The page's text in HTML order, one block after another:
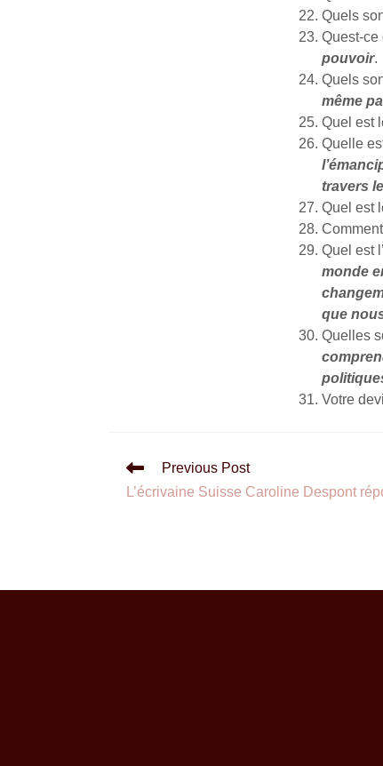
Quels
Quest-ce
pouvoir.
Quels
même
Quel est
Quelle
travers
Quel est
Quel est
monde
que
Quelles
Votre
Previous Post
L’écrivaine Suisse Caroline Despont